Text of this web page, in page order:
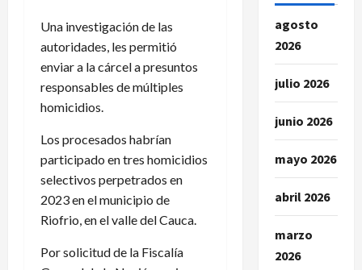
Una investigación de las
autoridades, les permitió
enviar a la cárcel a presuntos
responsables de múltiples
homicidios.
Los procesados habrían
participado en tres homicidios
selectivos perpetrados en
2023 en el municipio de
Riofrio, en el valle del Cauca.
Por solicitud de la Fiscalía
agosto
2026
julio 2026
junio 2026
mayo 2026
abril 2026
marzo
2026